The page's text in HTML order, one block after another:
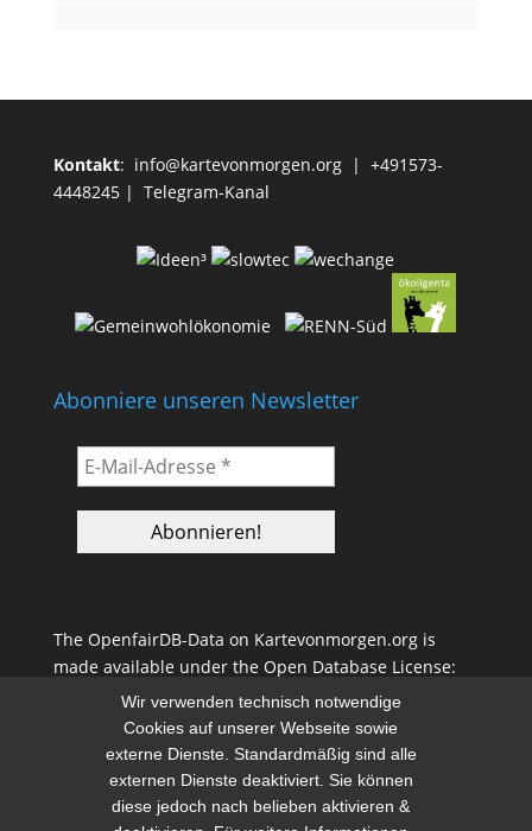
Kontakt: info@kartevonmorgen.org| +491573-
4448245 | Telegram-Kanal
Abonniere unseren Newsletter
The OpenfairDB-Data on Kartevonmorgen.org is
made available under the Open Database License:
http://opendatacommons.org/licenses/odbl/1.0/
rights in individual contents of the database are
licensed under the Database Contents License.
Wir verwenden technisch notwendige
Cookies auf unserer Webseite sowie
externe Dienste. Standardmäßig sind alle
externen Dienste deaktiviert. Sie können
diese jedoch nach belieben aktivieren &